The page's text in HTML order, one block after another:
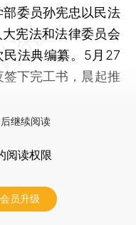
委员孙宪忠以民法
宪法和法律委员会
法典编纂。5月27
签下完工书，晨起推
继续阅读
阅读权限
员升级